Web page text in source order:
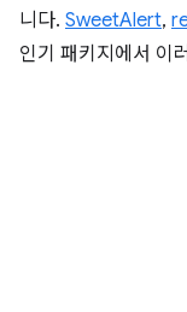
니다. SweetAlert,
인기 패키지에서 이